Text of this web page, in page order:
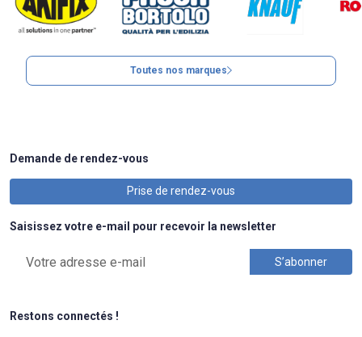
Toutes nos marques
Demande de rendez-vous
Prise de rendez-vous
Saisissez votre e-mail pour recevoir la newsletter
Restons connectés !